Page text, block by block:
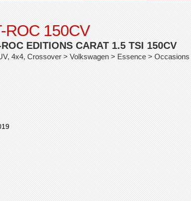
ROC 150CV
EDITIONS CARAT 1.5 TSI 150CV
4x4, Crossover > Volkswagen > Essence >